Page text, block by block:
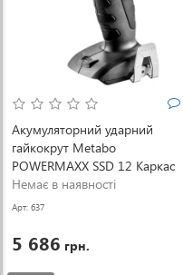
Акумуляторний ударний
гайкокрут Metabo
POWERMAXX SSD 12 Каркас
(601114890)
Немає в наявності
Арт: 637
5 686 грн.